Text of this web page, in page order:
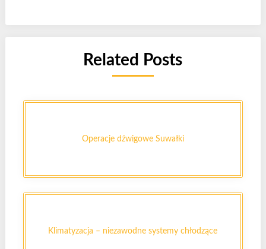
Related Posts
Operacje dźwigowe Suwałki
Klimatyzacja – niezawodne systemy chłodzące